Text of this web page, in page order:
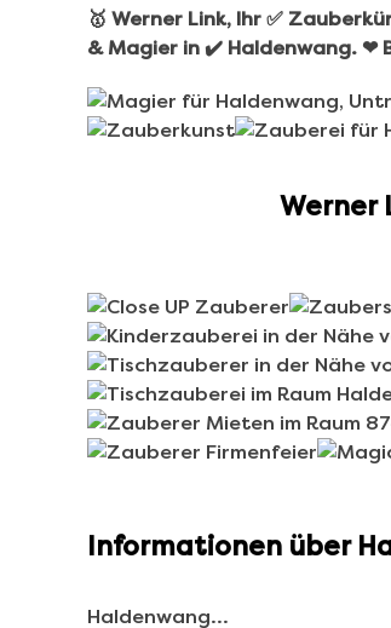
🥇 Werner Link, Ihr ✅
& Magier in ✔️ Haldenwang. ❤
Werner
Informationen über
Haldenwang…